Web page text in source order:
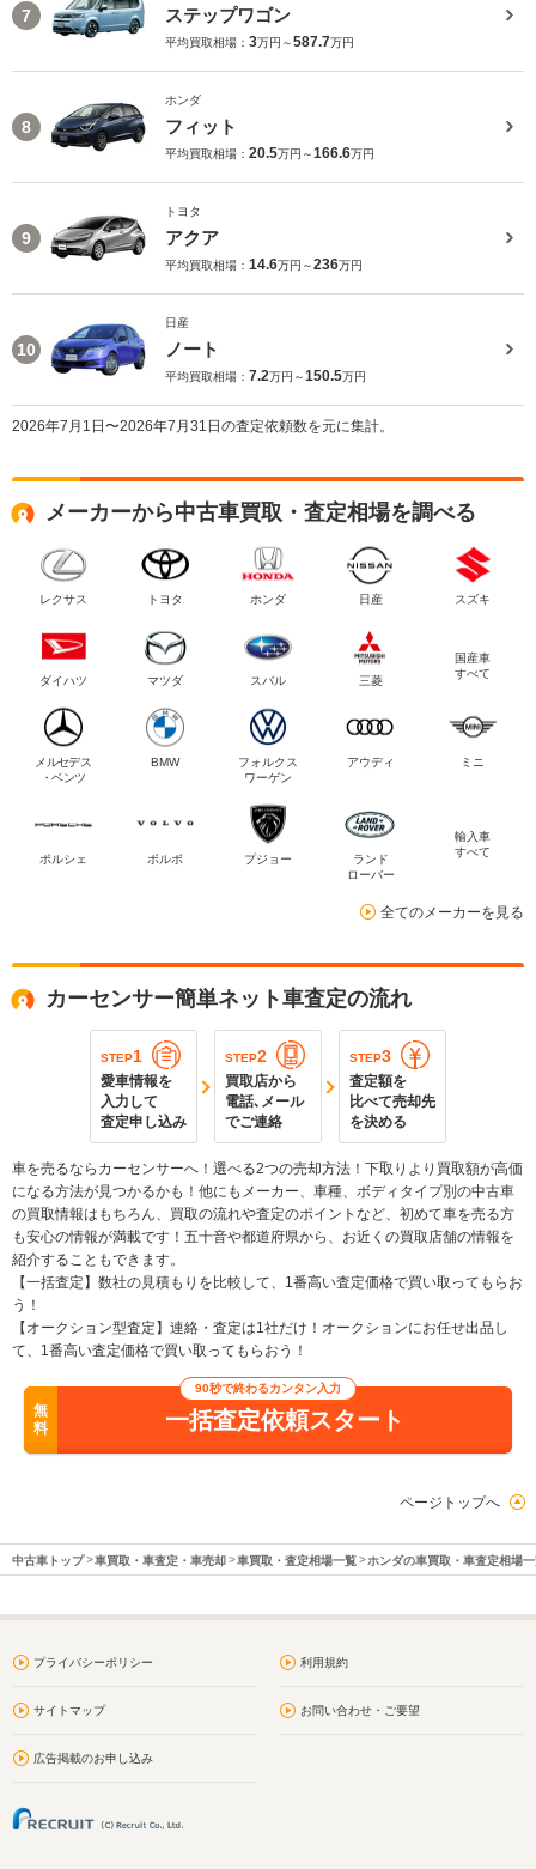
7 ステップワゴン
平均買取相場： 3万円～587.7万円
8
ホンダ
フィット
平均買取相場： 20.5万円～166.6万円
9
トヨタ
アクア
平均買取相場： 14.6万円～236万円
10
日産
ノート
平均買取相場： 7.2万円～150.5万円
2026年7月1日〜2026年7月31日の査定依頼数を元に集計。
メーカーから中古車買取・査定相場を調べる
レクサス トヨタ ホンダ 日産 スズキ
ダイハツ マツダ スバル 三菱
国産車
すべて
メルセデス
・ベンツ
BMW
フォルクス
ワーゲン
アウディ ミニ
ポルシェ ボルボ プジョー
ランド
ローバー
輸入車
すべて
全てのメーカーを見る
カーセンサー簡単ネット車査定の流れ
STEP1
愛車情報を
入力して
査定申し込み
STEP2
買取店から
電話､メール
でご連絡
STEP3
査定額を
比べて売却先
を決める
車を売るならカーセンサーへ！選べる2つの売却方法！下取りより買取額が高価
になる方法が見つかるかも！他にもメーカー、車種、ボディタイプ別の中古車
の買取情報はもちろん、買取の流れや査定のポイントなど、初めて車を売る方
も安心の情報が満載です！五十音や都道府県から、お近くの買取店舗の情報を
紹介することもできます。
【一括査定】数社の見積もりを比較して、1番高い査定価格で買い取ってもらお
う！
【オークション型査定】連絡・査定は1社だけ！オークションにお任せ出品し
て、1番高い査定価格で買い取ってもらおう！
無
料
90秒で終わるカンタン入力
一括査定依頼スタート
ページトップへ
中古車トップ 車買取・車査定・車売却 車買取・査定相場一覧 ホンダの車買取・車査定相場
プライバシーポリシー 利用規約
サイトマップ お問い合わせ・ご要望
広告掲載のお申し込み